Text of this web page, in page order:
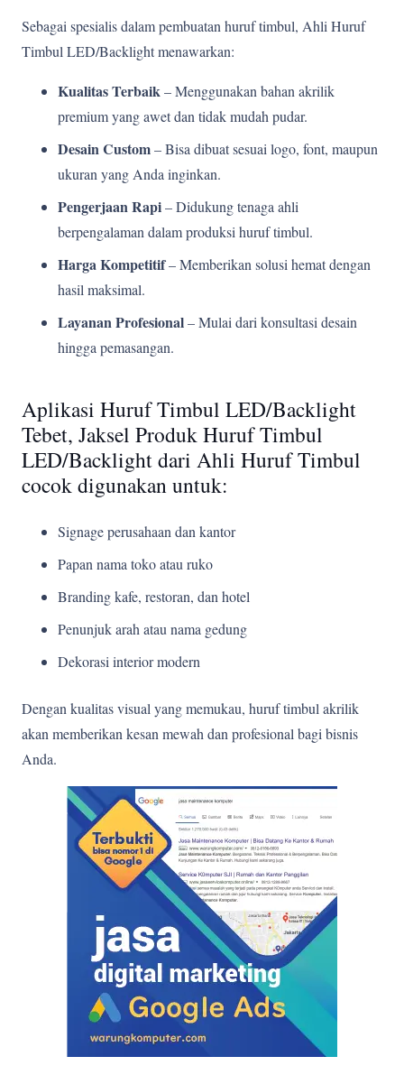
Sebagai spesialis dalam pembuatan huruf timbul, Ahli Huruf
Timbul LED/Backlight menawarkan:
Kualitas Terbaik– Menggunakan bahan akrilik
premium yang awet dan tidak mudah pudar.
Desain Custom– Bisa dibuat sesuai logo, font, maupun
ukuran yang Anda inginkan.
Pengerjaan Rapi– Didukung tenaga ahli
berpengalaman dalam produksi huruf timbul.
Harga Kompetitif– Memberikan solusi hemat dengan
hasil maksimal.
Layanan Profesional– Mulai dari konsultasi desain
hingga pemasangan.
Aplikasi Huruf Timbul LED/Backlight
Tebet, Jaksel Produk Huruf Timbul
LED/Backlight dari Ahli Huruf Timbul
cocok digunakan untuk:
Signage perusahaan dan kantor
Papan nama toko atau ruko
Branding kafe, restoran, dan hotel
Penunjuk arah atau nama gedung
Dekorasi interior modern
Dengan kualitas visual yang memukau, huruf timbul akrilik
akan memberikan kesan mewah dan profesional bagi bisnis
Anda.